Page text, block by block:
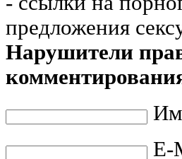
предложения
Нарушители
E-